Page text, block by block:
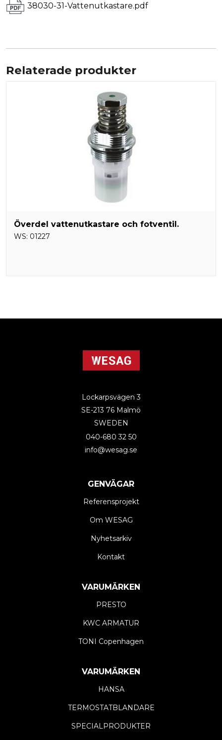
38030-31-Vattenutkastare.pdf
Relaterade produkter
Överdel vattenutkastare och fotventil.
WS: 01227
Lockarpsvägen 3
SE-213 76 Malmö
SWEDEN
040-680 32 50
info@wesag.se
GENVÄGAR
Referensprojekt
Om WESAG
Nyhetsarkiv
Kontakt
VARUMÄRKEN
PRESTO
KWC ARMATUR
TONI Copenhagen
VARUMÄRKEN
HANSA
TERMOSTATBLANDARE
SPECIALPRODUKTER